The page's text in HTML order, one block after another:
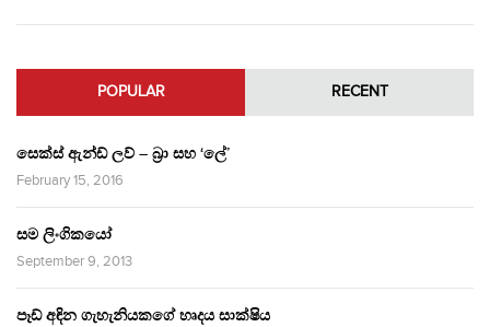
POPULAR RECENT
සෙක්ස් ඇන්ඩ් ලව් – බ්‍රා සහ ‘ලේ’
February 15, 2016
සම ලිංගිකයෝ
September 9, 2013
පෑඩ් අඳින ගැහැනියකගේ හෘදය සාක්ෂිය